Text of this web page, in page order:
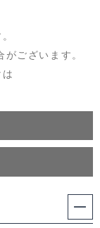
ございます。